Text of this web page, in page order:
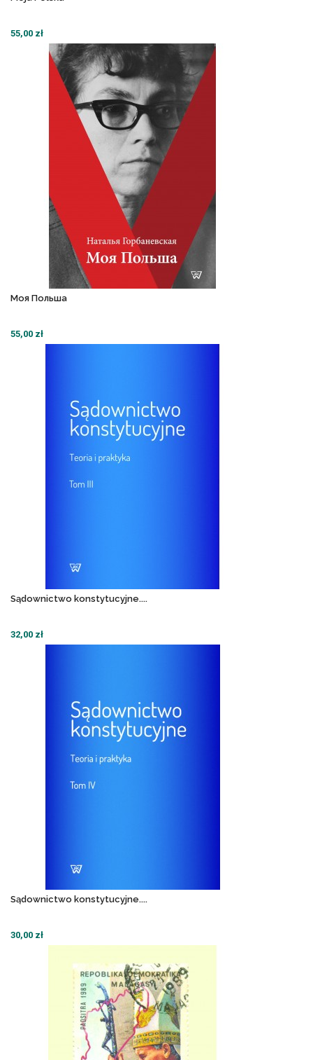
55,00 zł
Моя Польша
55,00 zł
Sądownictwo konstytucyjne....
32,00 zł
Sądownictwo konstytucyjne....
30,00 zł